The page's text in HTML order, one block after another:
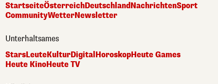
StartseiteÖsterreichDeutschlandNachrichtenSport
CommunityWetterNewsletter
Unterhaltsames
StarsLeuteKulturDigital HoroskopHeute Games
Heute KinoHeute TV